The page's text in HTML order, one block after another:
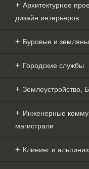
Архитектурное
дизайн интерьеров
Буровые и
Городские службы
Землеустройство,
Инженерные
магистрали
Клининг и